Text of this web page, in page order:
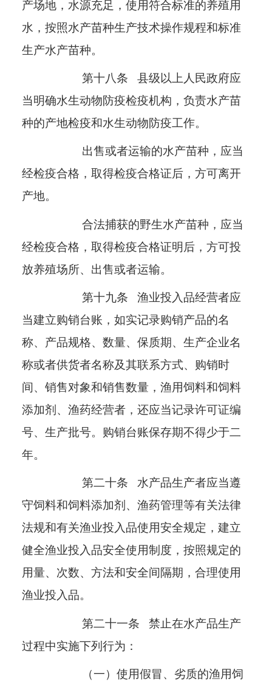
产场地，水源充足，使用符合标准的养殖用
水，按照水产苗种生产技术操作规程和标准
生产水产苗种。
第十八条 县级以上人民政府应
当明确水生动物防疫检疫机构，负责水产苗
种的产地检疫和水生动物防疫工作。
出售或者运输的水产苗种，应当
经检疫合格，取得检疫合格证后，方可离开
产地。
合法捕获的野生水产苗种，应当
经检疫合格，取得检疫合格证明后，方可投
放养殖场所、出售或者运输。
第十九条 渔业投入品经营者应
当建立购销台账，如实记录购销产品的名
称、产品规格、数量、保质期、生产企业名
称或者供货者名称及其联系方式、购销时
间、销售对象和销售数量，渔用饲料和饲料
添加剂、渔药经营者，还应当记录许可证编
号、生产批号。购销台账保存期不得少于二
年。
第二十条 水产品生产者应当遵
守饲料和饲料添加剂、渔药管理等有关法律
法规和有关渔业投入品使用安全规定，建立
健全渔业投入品安全使用制度，按照规定的
用量、次数、方法和安全间隔期，合理使用
渔业投入品。
第二十一条 禁止在水产品生产
过程中实施下列行为：
（一）使用假冒、劣质的渔用饲